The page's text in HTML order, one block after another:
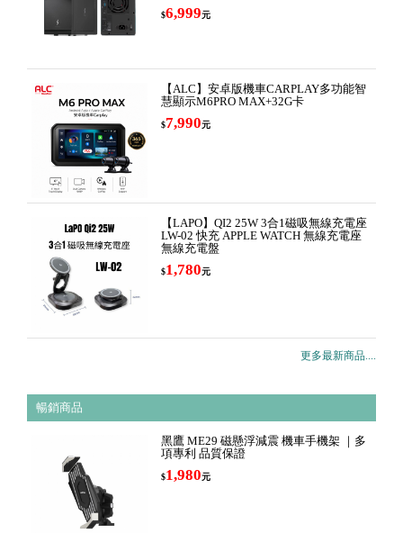
$6,999元
【ALC】安卓版機車CARPLAY多功能智
慧顯示M6PRO MAX+32G卡
$7,990元
【LAPO】QI2 25W 3合1磁吸無線充電座
LW-02 快充 APPLE WATCH 無線充電座
無線充電盤
$1,780元
更多最新商品....
暢銷商品
黑鷹 ME29 磁懸浮減震 機車手機架 ｜多
項專利 品質保證
$1,980元